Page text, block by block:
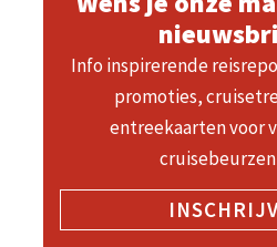
Info inspirerende
promoties,
entreekaarten voor